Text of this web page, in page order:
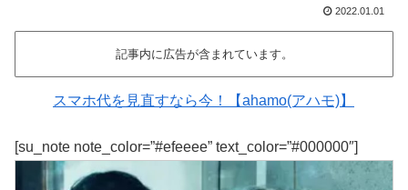
2022.01.01
記事内に広告が含まれています。
スマホ代を見直すなら今！【ahamo(アハモ)】
[su_note note_color=”#efeeee” text_color=”#000000″]